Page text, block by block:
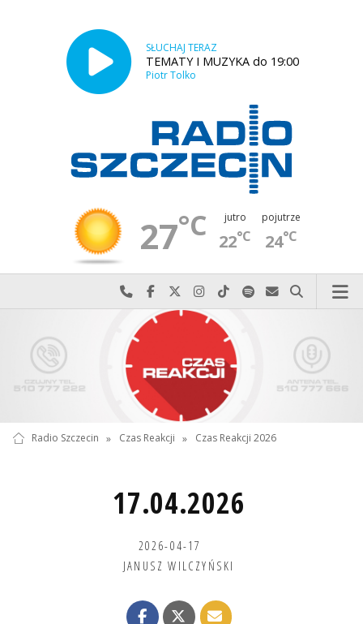
SŁUCHAJ TERAZ
TEMATY I MUZYKA do 19:00
Piotr Tolko
27°C jutro
22°C
pojutrze
24°C
Najlepiej po prostu do nas zadzwoń
Odwiedź nas na Facebook-u
Odwiedź nas na X
Odwiedź nas na Instagram-ie
Odwiedź nas na TikTok-u
Szukaj nas na Spotify
Wyślij do nas
Szukaj
Radio Szczecin » Czas Reakcji » Czas Reakcji 2026
17.04.2026
2026-04-17
JANUSZ WILCZYŃSKI